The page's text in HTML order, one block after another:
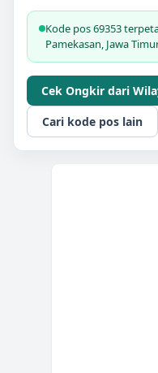
Kode pos 69353
Pamekasan, Jawa
Cek Ongkir dari
Cari kode pos lain